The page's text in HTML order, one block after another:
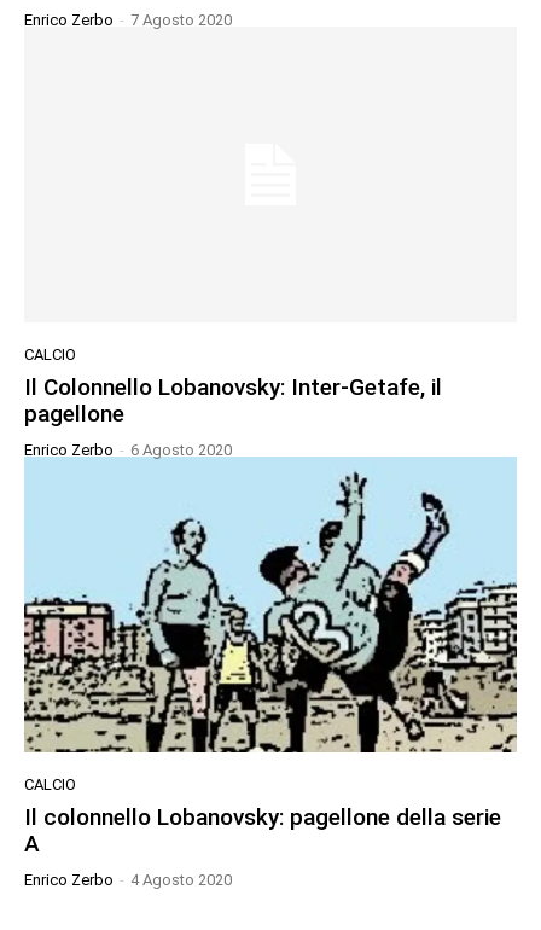
Enrico Zerbo - 7 Agosto 2020
CALCIO
Il Colonnello Lobanovsky: Inter-Getafe, il
pagellone
Enrico Zerbo - 6 Agosto 2020
CALCIO
Il colonnello Lobanovsky: pagellone della serie
A
Enrico Zerbo - 4 Agosto 2020